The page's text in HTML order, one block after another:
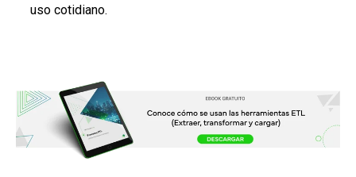
uso cotidiano.